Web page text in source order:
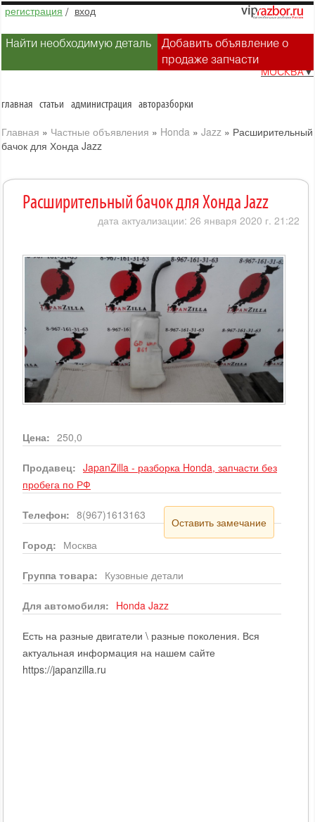
регистрация / вход
Найти необходимую деталь
Добавить объявление о
продаже запчасти
МОСКВА▼
главная статьи администрация авторазборки
Главная » Частные объявления » Honda » Jazz » Расширительный
бачок для Хонда Jazz
Расширительный бачок для Хонда Jazz
дата актуализации: 26 января 2020 г. 21:22
Цена: 250,0
Продавец: JapanZilla - разборка Honda, запчасти без
пробега по РФ
Телефон: 8(967)1613163
Оставить замечание
Город: Москва
Группа товара: Кузовные детали
Для автомобиля: Honda Jazz
Есть на разные двигатели \ разные поколения. Вся
актуальная информация на нашем сайте
https://japanzilla.ru